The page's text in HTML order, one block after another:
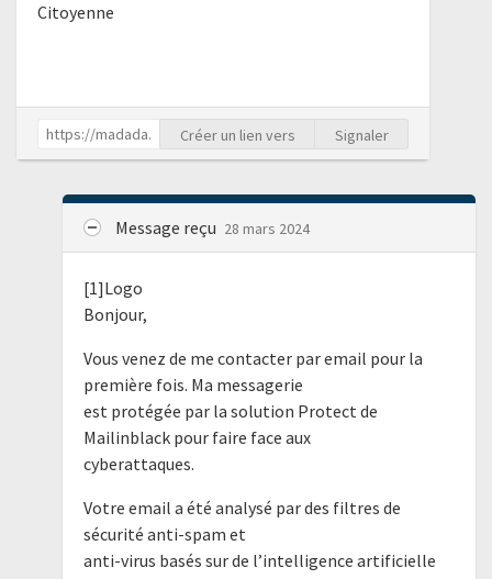
Citoyenne
Créer un lien vers Signaler
Message reçu 28 mars 2024
[1]Logo
Bonjour,
Vous venez de me contacter par email pour la
première fois. Ma messagerie
est protégée par la solution Protect de
Mailinblack pour faire face aux
cyberattaques.
Votre email a été analysé par des filtres de
sécurité anti-spam et
anti-virus basés sur de l’intelligence artificielle